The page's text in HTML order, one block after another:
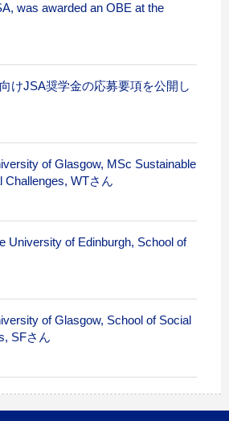
was awarded an OBE at the
けJSA奨学金の応募要項を公開し
of Glasgow, MSc Sustainable
Challenges, WTさん
University of Edinburgh, School of
of Glasgow, School of Social
SFさん